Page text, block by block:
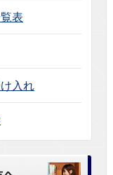
表
入れ